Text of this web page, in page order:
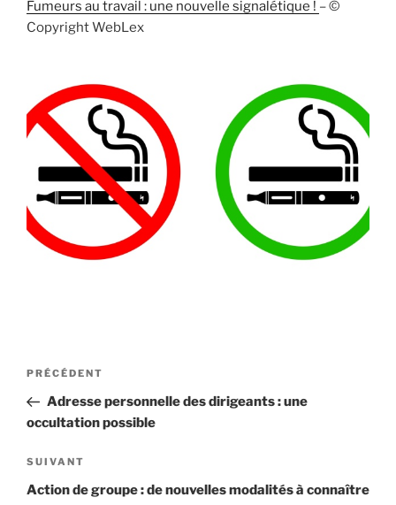
Fumeurs au travail : une nouvelle signalétique ! – ©
Copyright WebLex
Navigation
l’article
Article
précédent
PRÉCÉDENT
Adresse personnelle des dirigeants : une
occultation possible
Article
suivant
SUIVANT
Action de groupe : de nouvelles modalités à connaître